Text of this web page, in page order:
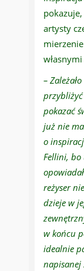
artysty
–
pokazać
już nie
o
Fellini, bo
reżyser
dzieje w
w końcu
idealnie
napisanej